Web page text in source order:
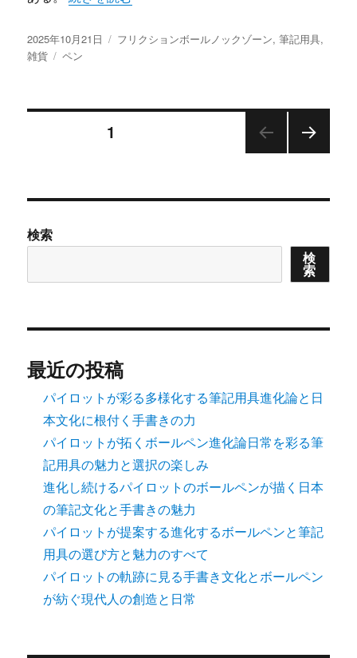
投
稿
2025年10月21日
カ
ー
フリクションボールノックゾーン,筆記用具,
雑貨
タ
ペン
の
ペ
ー
ジ
送
り
1
ジ
検索
検
索
最近の投稿
パイロットが彩る多様化する筆記用具進化論と日
本文化に根付く手書きの力
パイロットが拓くボールペン進化論日常を彩る筆
記用具の魅力と選択の楽しみ
進化し続けるパイロットのボールペンが描く日本
の筆記文化と手書きの魅力
パイロットが提案する進化するボールペンと筆記
用具の選び方と魅力のすべて
パイロットの軌跡に見る手書き文化とボールペン
が紡ぐ現代人の創造と日常